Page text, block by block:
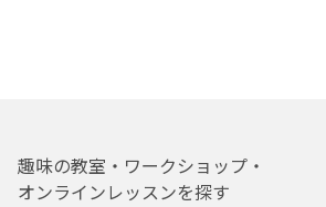
趣味の教室・ワークショップ・
オンラインレッスンを探す